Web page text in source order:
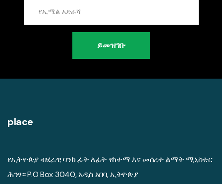
ይመዝገቡ
place
የኢትዮጵያ ብሄራዊ ባንክ ፊት ለፊት የከተማ እና መሰረተ ልማት ሚኒስቴር
ሕንፃ። P.O Box 3040, አዲስ አበባ, ኢትዮጵያ